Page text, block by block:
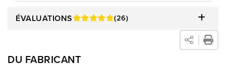
ÉVALUATIONS (26)
DU FABRICANT